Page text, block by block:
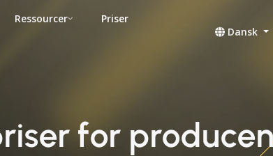
Ressourcer
Priser
Dansk
for